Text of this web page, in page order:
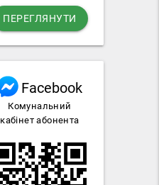
ПЕРЕГЛЯНУТИ
Facebook
Комунальний
кабінет абонента